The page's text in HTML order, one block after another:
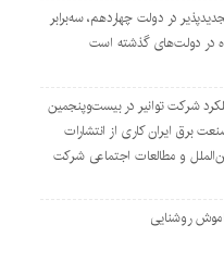
در دولت چهاردهم، سه‌برابر
در دولت‌های گذشته است
شرکت توانیر در بیست‌وپنجمین
برق ایران کاری از انتشارات
و مطالعات اجتماعی شرکت
روشنایی